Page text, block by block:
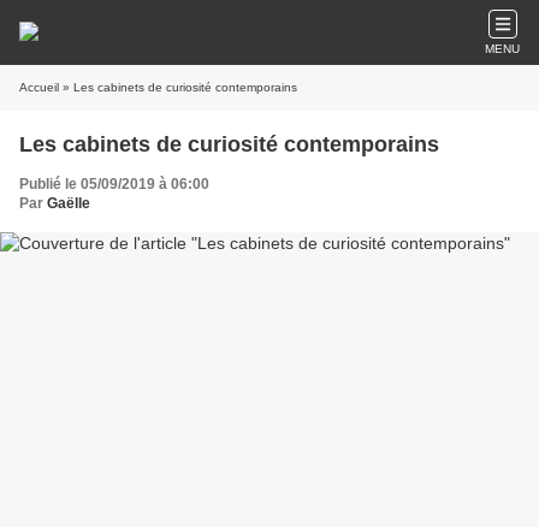
MENU
Accueil » Les cabinets de curiosité contemporains
Les cabinets de curiosité contemporains
Publié le 05/09/2019 à 06:00
Par Gaëlle